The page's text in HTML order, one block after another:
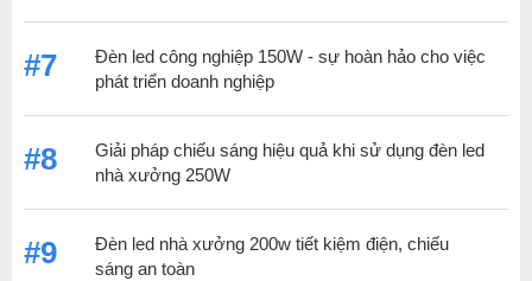
#7
Đèn led công nghiệp 150W - sự hoàn hảo cho việc
phát triển doanh nghiệp
#8
Giải pháp chiếu sáng hiệu quả khi sử dụng đèn led
nhà xưởng 250W
#9
Đèn led nhà xưởng 200w tiết kiệm điện, chiếu
sáng an toàn